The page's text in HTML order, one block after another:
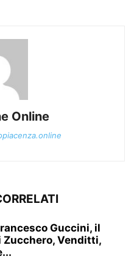
Online
Guccini, il
Zucchero, Venditti,